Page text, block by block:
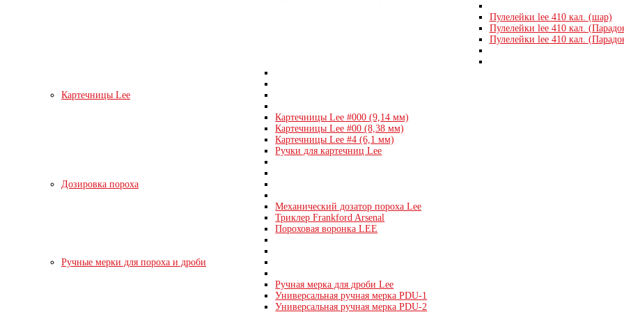
Пулелейки lee 410 кал. (шар)
Пулелейки lee 410 кал.
Пулелейки lee 410 кал.
Картечницы Lee
Картечницы Lee #000 (9,14 мм)
Картечницы Lee #00 (8,38 мм)
Картечницы Lee #4 (6,1 мм)
Ручки для картечниц Lee
Дозировка пороха
Механический дозатор пороха Lee
Триклер Frankford Arsenal
Пороховая воронка LEE
Ручные мерки для пороха и дроби
Ручная мерка для дроби Lee
Универсальная ручная мерка PDU-1
Универсальная ручная мерка PDU-2